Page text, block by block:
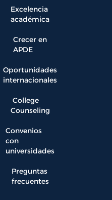
Excelencia
académica
Crecer en
APDE
Oportunidades
internacionales
College
Counseling
Convenios
con
universidades
Preguntas
frecuentes